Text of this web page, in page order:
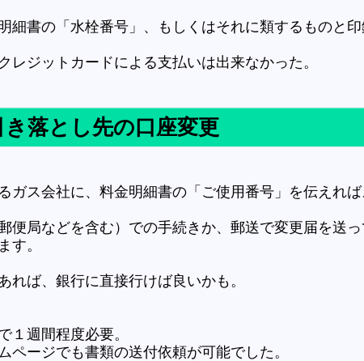
細書の「水栓番号」、もしくはそれに類するものと印
レジットカードによる支払いは出来なかった。
き落とし先の口座変更
ガス会社に、料金明細書の「ご使用番号」を伝えれば
便局などを含む）での手続きか、郵送で変更届を送っ
す。
れば、銀行に直接行けば良いかも。
１週間程度必要。
ページでも書類の送付依頼が可能でした。